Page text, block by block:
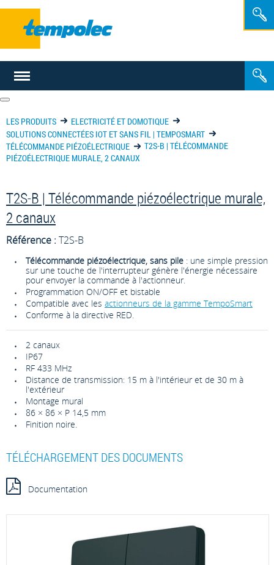
FR
NL
LES PRODUITS
ELECTRICITÉ ET DOMOTIQUE
SOLUTIONS CONNECTÉES IOT ET SANS FIL | TEMPOSMART
TÉLÉCOMMANDE PIÉZOÉLECTRIQUE
T2S-B | TÉLÉCOMMANDE
PIÉZOÉLECTRIQUE MURALE, 2 CANAUX
T2S-B | Télécommande piézoélectrique murale,
2 canaux
Référence : T2S-B
Télécommande piézoélectrique, sans pile : une simple pression
sur une touche de l'interrupteur génère l'énergie nécessaire
pour envoyer la commande à l'actionneur.
Programmation ON/OFF et bistable
Compatible avec les actionneurs de la gamme TempoSmart
Conforme à la directive RED.
2 canaux
IP67
RF 433 MHz
Distance de transmission: 15 m à l'intérieur et de 30 m à
l'extérieur
Montage mural
86 × 86 × P 14,5 mm
Finition noire.
TÉLÉCHARGEMENT DES DOCUMENTS
Documentation